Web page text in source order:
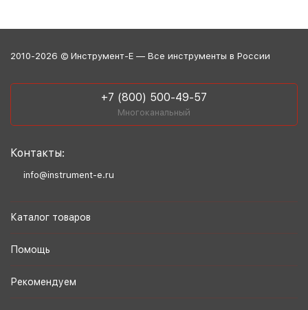
2010-2026 © Инструмент-Е — Все инструменты в России
+7 (800) 500-49-57
Многоканальный
Контакты:
info@instrument-e.ru
Каталог товаров
Помощь
Рекомендуем